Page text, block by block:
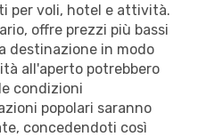
per voli, hotel e attività.
offre prezzi più bassi
destinazione in modo
all'aperto potrebbero
condizioni
popolari saranno
concedendoti così